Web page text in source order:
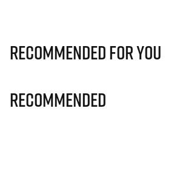
Recommended for you
Recommended